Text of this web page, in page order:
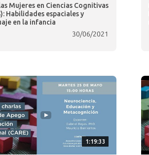
Mujeres en Ciencias Cognitivas
Habilidades espaciales y
en la infancia
30/06/2021
1:19:33